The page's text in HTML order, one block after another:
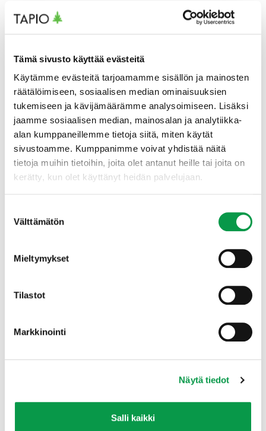
Tämä sivusto käyttää evästeitä
Käytämme evästeitä tarjoamamme sisällön ja mainosten
räätälöimiseen, sosiaalisen median ominaisuuksien
tukemiseen ja kävijämäärämme analysoimiseen. Lisäksi
jaamme sosiaalisen median, mainosalan ja analytiikka-
alan kumppaneillemme tietoja siitä, miten käytät
sivustoamme. Kumppanimme voivat yhdistää näitä
tietoja muihin tietoihin, joita olet antanut heille tai joita on
kerätty, kun olet käyttänyt heidän palvelujaan.
valinta
Välttämätön
Mieltymykset
Tilastot
Markkinointi
Näytä tiedot
Salli kaikki
Ajankohtaiskatsaus harvennusten
toteuttamisesta
Harvennusmallien simulointi, rajoitukset sekä
oletukset
tutkimusprofessori Jari Hynynen, Luonnonvarakeskus
Hynysen oltua estynyt, esityksen
Harvennusmallien oletukset ja määrittelyt
piti
Henry Schneider.
metsänhoidon asiantuntija Varpu Kuutti, Tapio
suositusten verkkosivuilta
uudistuvat tänä kesänä – betaversio julkaistu